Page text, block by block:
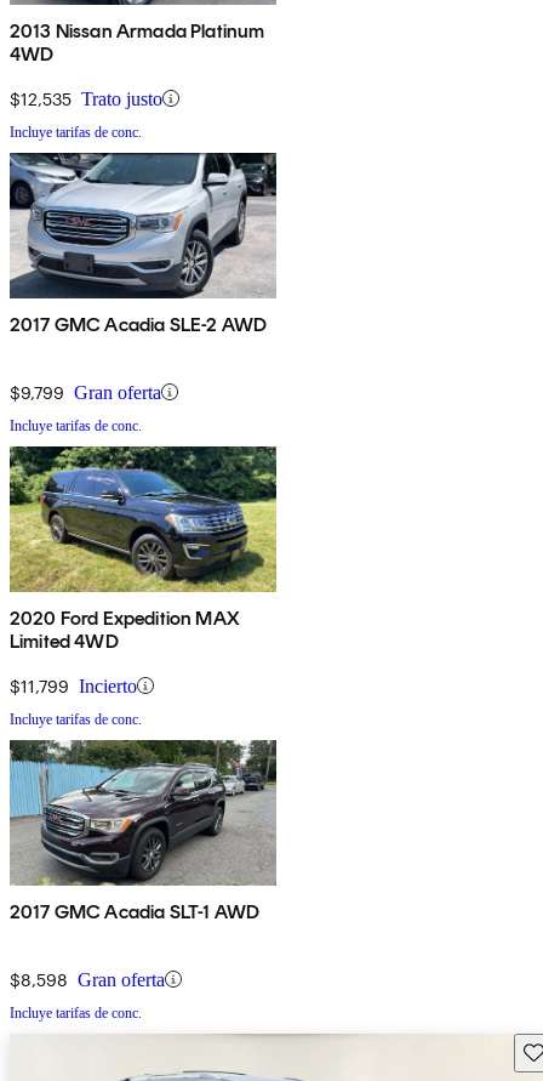
2013 Nissan Armada Platinum
4WD
$12,535 Trato justo
Incluye tarifas de conc.
2017 GMC Acadia SLE-2 AWD
$9,799 Gran oferta
Incluye tarifas de conc.
2020 Ford Expedition MAX
Limited 4WD
$11,799 Incierto
Incluye tarifas de conc.
2017 GMC Acadia SLT-1 AWD
$8,598 Gran oferta
Incluye tarifas de conc.